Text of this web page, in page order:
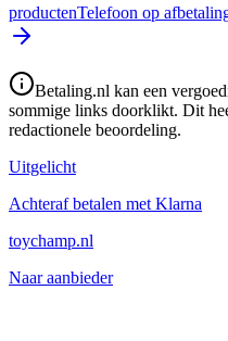
productenTelefoon op
Betaling.nl kan een
sommige links doorklikt. Dit
redactionele beoordeling.
Uitgelicht
Achteraf betalen met Klarna
toychamp.nl
Naar aanbieder